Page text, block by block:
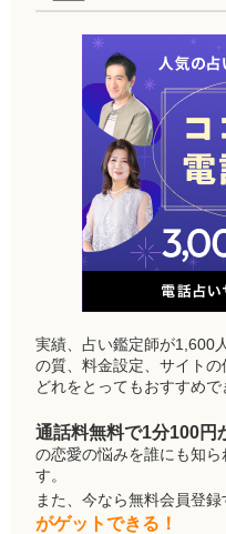
実績、占い鑑定師が1,600
の質、料金設定、サイトの
どれをとってもおすすめで
通話料無料で1分100円
の恋愛の悩みを誰にも知
す。
また、今なら無料会員登
がゲットできる！